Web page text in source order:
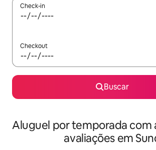
Check-in
Checkout
Buscar
Aluguel por temporada com
avaliações em